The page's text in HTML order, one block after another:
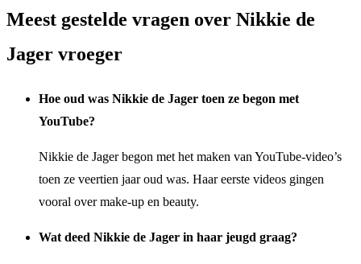
Meest gestelde vragen over Nikkie de
Jager vroeger
Hoe oud was Nikkie de Jager toen ze begon met
YouTube?
Nikkie de Jager begon met het maken van YouTube-video’s
toen ze veertien jaar oud was. Haar eerste videos gingen
vooral over make-up en beauty.
Wat deed Nikkie de Jager in haar jeugd graag?